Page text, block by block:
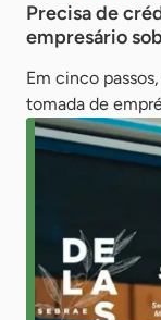
Precisa de
empresário
Em cinco
tomada de